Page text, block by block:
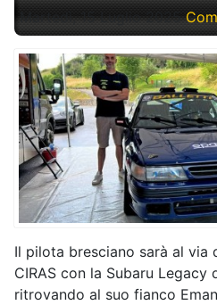
Martedì, 15 Luglio 2025
Il pilota bresciano sarà al via
CIRAS con la Subaru
ritrovando al suo fianco